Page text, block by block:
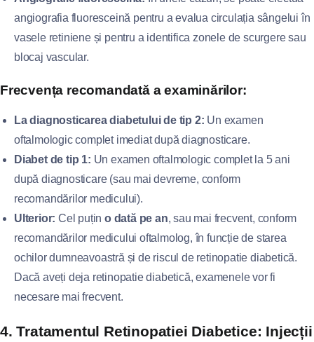
angiografia fluoresceină pentru a evalua circulația sângelui în
vasele retiniene și pentru a identifica zonele de scurgere sau
blocaj vascular.
Frecvența recomandată a examinărilor:
La diagnosticarea diabetului de tip 2: Un examen
oftalmologic complet imediat după diagnosticare.
Diabet de tip 1: Un examen oftalmologic complet la 5 ani
după diagnosticare (sau mai devreme, conform
recomandărilor medicului).
Ulterior: Cel puțino dată pe an, sau mai frecvent, conform
recomandărilor medicului oftalmolog, în funcție de starea
ochilor dumneavoastră și de riscul de retinopatie diabetică.
Dacă aveți deja retinopatie diabetică, examenele vor fi
necesare mai frecvent.
4. Tratamentul Retinopatiei Diabetice: Injecții